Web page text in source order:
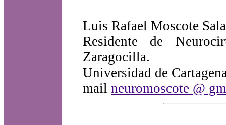
Luis Rafael Moscote
Residente de
Zaragocilla.
Universidad de
mail neuromoscote @